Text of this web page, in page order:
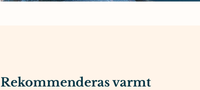
Rekommenderas varmt